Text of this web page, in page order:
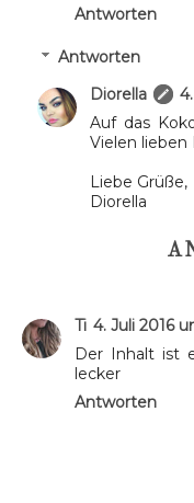
Antworten
Antworten
Diorella
Auf das
Vielen lieben
Liebe Grüße,
Diorella
Ti 4. Juli 2016
Der Inhalt ist
lecker
Antworten